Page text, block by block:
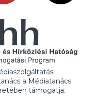
a Médiatanács
támogatja.